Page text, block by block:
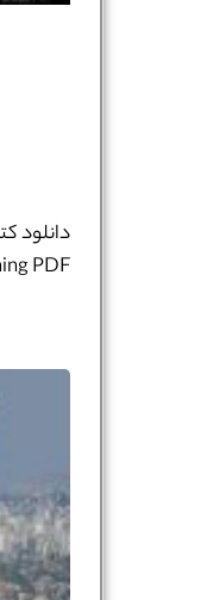
PDF
*